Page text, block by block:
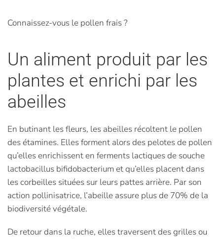
Connaissez-vous le pollen frais ?
Un aliment produit par les
plantes et enrichi par les
abeilles
En butinant les fleurs, les abeilles récoltent le pollen
des étamines. Elles forment alors des pelotes de pollen
qu’elles enrichissent en ferments lactiques de souche
lactobacillus bifidobacterium et qu’elles placent dans
les corbeilles situées sur leurs pattes arrière. Par son
action pollinisatrice, l’abeille assure plus de 70% de la
biodiversité végétale.
De retour dans la ruche, elles traversent des grilles ou